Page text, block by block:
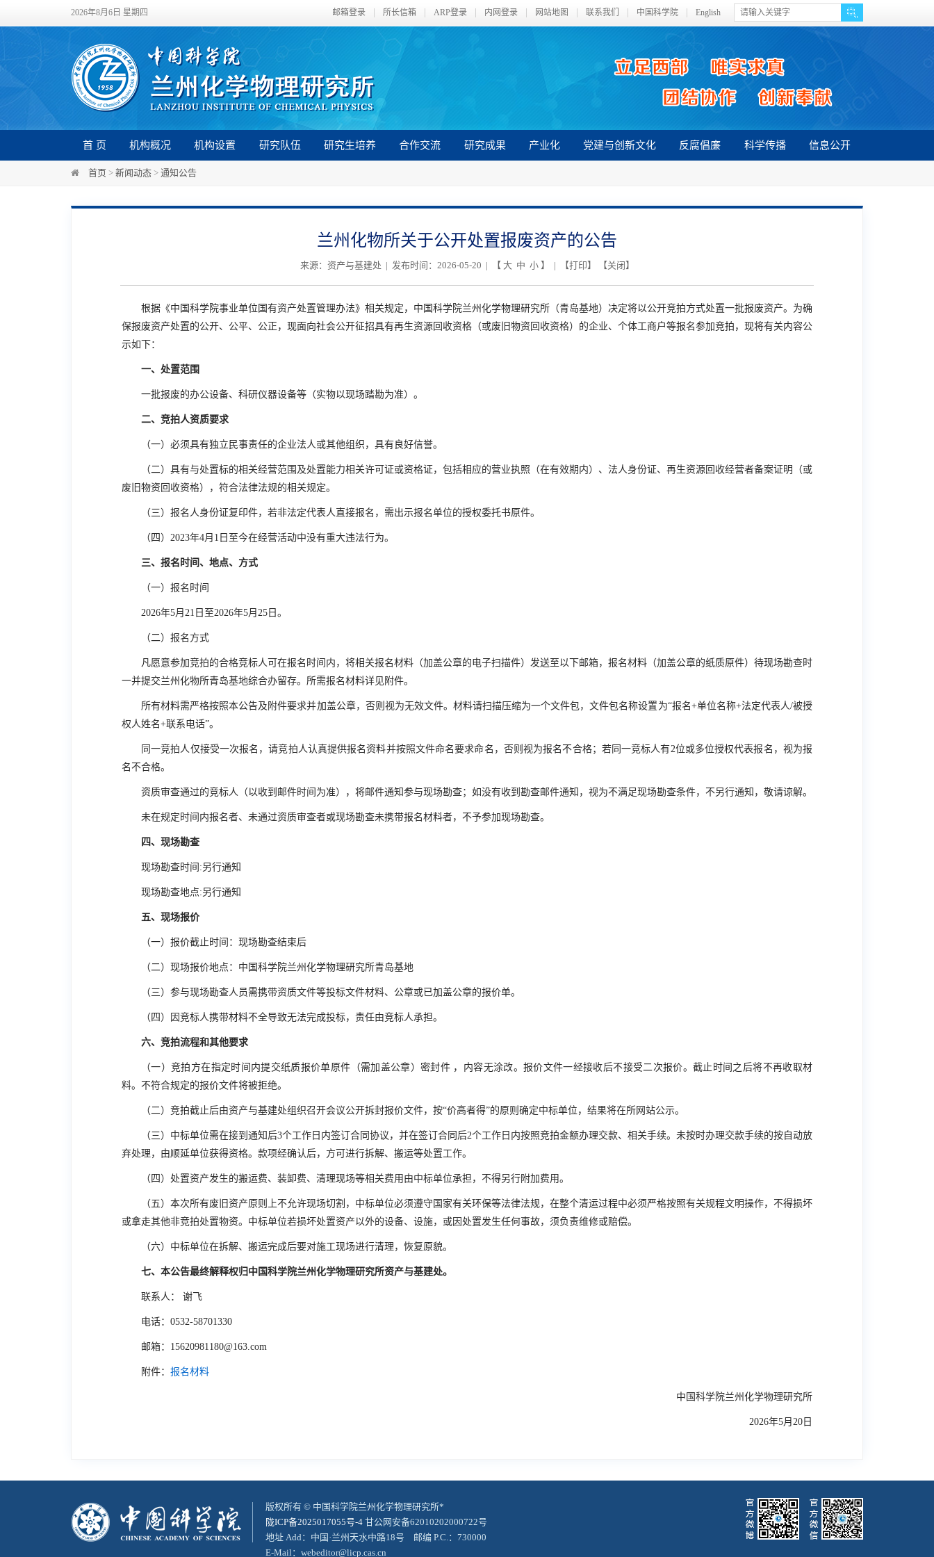
2026年8月6日 星期四 邮箱登录 所长信箱 ARP登录 内网登录 网站地图 联系我们 中国科学院 English
首 页 机构概况 机构设置 研究队伍 研究生培养 合作交流 研究成果 产业化 党建与创新文化 反腐倡廉 科学传播 信息公开
首页 > 新闻动态 > 通知公告
兰州化物所关于公开处置报废资产的公告
来源：资产与基建处 | 发布时间：2026-05-20 | 【 大 中 小】 | 【打印】 【关闭 】
根据《中国科学院事业单位国有资产处置管理办法》相关规定，中国科学院兰州化学物理研究所（青岛基地）决定将以公开竞拍方式处置一批报废资产。为确
保报废资产处置的公开、公平、公正，现面向社会公开征招具有再生资源回收资格（或废旧物资回收资格）的企业、个体工商户等报名参加竞拍，现将有关内容公
示如下：
一、处置范围
一批报废的办公设备、科研仪器设备等（实物以现场踏勘为准）。
二、竞拍人资质要求
（一）必须具有独立民事责任的企业法人或其他组织，具有良好信誉。
（二）具有与处置标的相关经营范围及处置能力相关许可证或资格证，包括相应的营业执照（在有效期内）、法人身份证、再生资源回收经营者备案证明（或
废旧物资回收资格），符合法律法规的相关规定。
（三）报名人身份证复印件，若非法定代表人直接报名，需出示报名单位的授权委托书原件。
（四） 2023年4月 1 日至今在经营活动中没有重大违法行为。
三、报名时间、地点、方式
（一）报名时间
2026年5月 21 日至2026年5月 25 日。
（二）报名方式
凡愿意参加竞拍的合格竞标人可在报名时间内，将相关报名材料（加盖公章的电子扫描件）发送至以下邮箱，报名材料（加盖公章的纸质原件）待现场勘查时
一并提交兰州化物所青岛基地综合办留存。所需报名材料详见附件。
所有材料需严格按照本公告及附件要求并加盖公章，否则视为无效文件。材料请扫描压缩为一个文件包，文件包名称设置为“报名+单位名称+法定代表人/被授
权人姓名+联系电话”。
同一竞拍人仅接受一次报名，请竞拍人认真提供报名资料并按照文件命名要求命名，否则视为报名不合格；若同一竞标人有2位或多位授权代表报名，视为报
名不合格。
资质审查通过的竞标人（以收到邮件时间为准），将邮件通知参与现场勘查；如没有收到勘查邮件通知，视为不满足现场勘查条件，不另行通知，敬请谅解。
未在规定时间内报名者、未通过资质审查者或现场勘查未携带报名材料者，不予参加现场勘查。
四、现场勘查
现场勘查时间:另行通知
现场勘查地点:另行通知
五、现场报价
（一）报价截止时间：现场勘查结束后
（二）现场报价地点：中国科学院兰州化学物理研究所青岛基地
（三）参与现场勘查人员需携带资质文件等投标文件材料、公章或已加盖公章的报价单。
（四）因竞标人携带材料不全导致无法完成投标，责任由竞标人承担。
六、竞拍流程和其他要求
（一）竞拍方在指定时间内提交纸质报价单原件（需加盖公章）密封件 ，内容无涂改。报价文件一经接收后不接受二次报价。截止时间之后将不再收取材
料。不符合规定的报价文件将被拒绝。
（二）竞拍截止后由资产与基建处组织召开会议公开拆封报价文件，按“价高者得”的原则确定中标单位，结果将在所网站公示。
（三）中标单位需在接到通知后3个工作日内签订合同协议，并在签订合同后2个工作日内按照竞拍金额办理交款、相关手续。未按时办理交款手续的按自动放
弃处理，由顺延单位获得资格。款项经确认后，方可进行拆解、搬运等处置工作。
（四）处置资产发生的搬运费、装卸费、清理现场等相关费用由中标单位承担，不得另行附加费用。
（五）本次所有废旧资产原则上不允许现场切割，中标单位必须遵守国家有关环保等法律法规，在整个清运过程中必须严格按照有关规程文明操作，不得损坏
或拿走其他非竞拍处置物资。中标单位若损坏处置资产以外的设备、设施，或因处置发生任何事故，须负责维修或赔偿。
（六）中标单位在拆解、搬运完成后要对施工现场进行清理，恢复原貌。
七、本公告最终解释权归中国科学院兰州化学物理研究所资产与基建处。
联系人： 谢飞
电话： 0532-58701330
邮箱： 15620981180@163.com
附件： 报名材料
中国科学院兰州化学物理研究所
2026年5月 20 日
版权所有 © 中国科学院兰州化学物理研究所*
陇ICP备2025017055号-4 甘公网安备62010202000722号
地址 Add：中国·兰州天水中路18号 邮编 P.C.：730000
E-Mail：webeditor@licp.cas.cn